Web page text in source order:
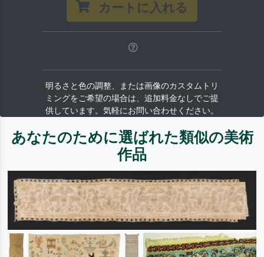
カートに入れる
明るさと色の調整、または画像のカスタムトリ
ミングをご希望の場合は、追加料金なしでご提
供しています。気軽にお問い合わせください。
あなたのために選ばれた類似の美術
作品